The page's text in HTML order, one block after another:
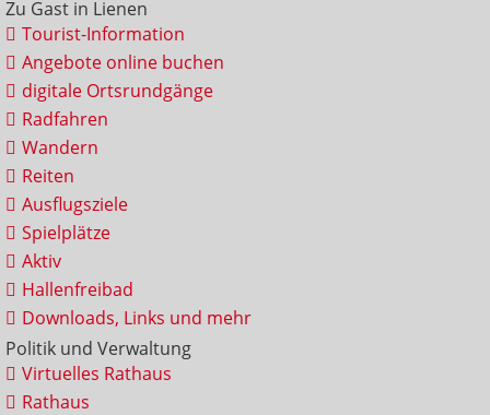
Zu Gast in Lienen
Tourist-Information
Angebote online buchen
digitale Ortsrundgänge
Radfahren
Wandern
Reiten
Ausflugsziele
Spielplätze
Aktiv
Hallenfreibad
Downloads, Links und mehr
Politik und Verwaltung
Virtuelles Rathaus
Rathaus